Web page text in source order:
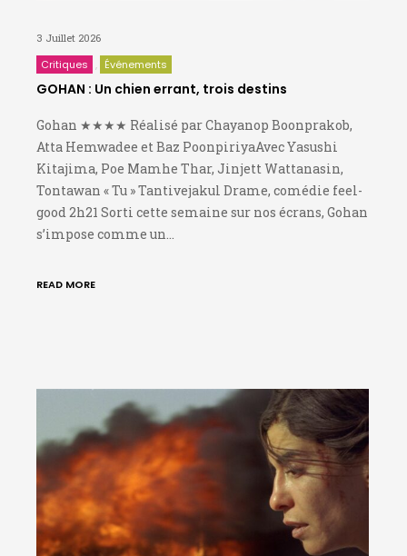
3 Juillet 2026
Critiques Événements
GOHAN : Un chien errant, trois destins
Gohan ★★★★ Réalisé par Chayanop Boonprakob,
Atta Hemwadee et Baz PoonpiriyaAvec Yasushi
Kitajima, Poe Mamhe Thar, Jinjett Wattanasin,
Tontawan « Tu » Tantivejakul Drame, comédie feel-
good 2h21 Sorti cette semaine sur nos écrans, Gohan
s’impose comme un…
READ MORE